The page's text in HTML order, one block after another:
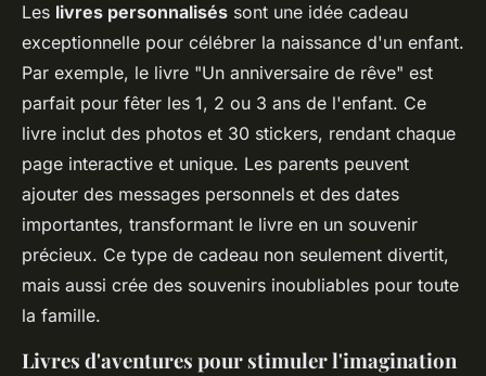
Les livres personnalisés sont une idée cadeau
exceptionnelle pour célébrer la naissance d'un enfant.
Par exemple, le livre "Un anniversaire de rêve" est
parfait pour fêter les 1, 2 ou 3 ans de l'enfant. Ce
livre inclut des photos et 30 stickers, rendant chaque
page interactive et unique. Les parents peuvent
ajouter des messages personnels et des dates
importantes, transformant le livre en un souvenir
précieux. Ce type de cadeau non seulement divertit,
mais aussi crée des souvenirs inoubliables pour toute
la famille.
Livres d'aventures pour stimuler l'imagination